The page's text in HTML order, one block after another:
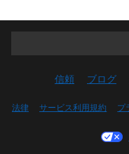
信頼 ブログ
法律 サービス利用規約 プ